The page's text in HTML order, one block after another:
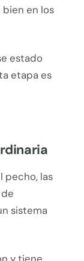
bien en los
estado
etapa es
pecho, las
sistema